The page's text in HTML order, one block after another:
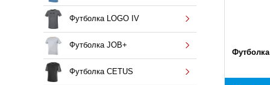
Футболка LOGO IV
Футболка JOB+
Футболка CETUS